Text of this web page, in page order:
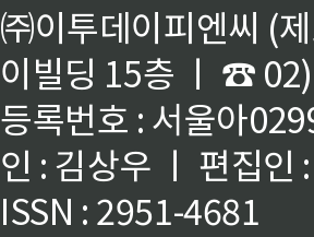
㈜이투데이피엔씨 (
이빌딩 15층 ㅣ ☎
등록번호 : 서울아
인 : 김상우 ㅣ 편집인
ISSN : 2951-4681